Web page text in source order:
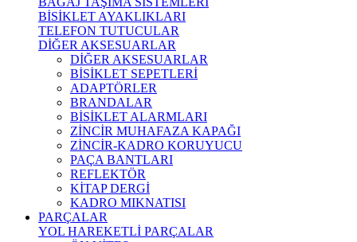
BİSİKLET AYAKLIKLARI
TELEFON TUTUCULAR
DİĞER AKSESUARLAR
DİĞER AKSESUARLAR
BİSİKLET SEPETLERİ
ADAPTÖRLER
BRANDALAR
BİSİKLET ALARMLARI
ZİNCİR MUHAFAZA KAPAĞI
ZİNCİR-KADRO KORUYUCU
PAÇA BANTLARI
REFLEKTÖR
KİTAP DERGİ
KADRO MIKNATISI
PARÇALAR
YOL HAREKETLİ PARÇALAR